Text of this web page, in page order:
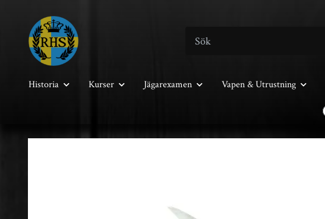
Historia Kurser Jägarexamen Vapen & Utrustning